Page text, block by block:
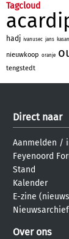
Tagcloud
hadj ivanusec jans
nieuwkoop oranje
tengstedt
Direct naar
Aanmelden /
Feyenoord
Stand
Kalender
E-zine
Nieuwsarchief
Over ons